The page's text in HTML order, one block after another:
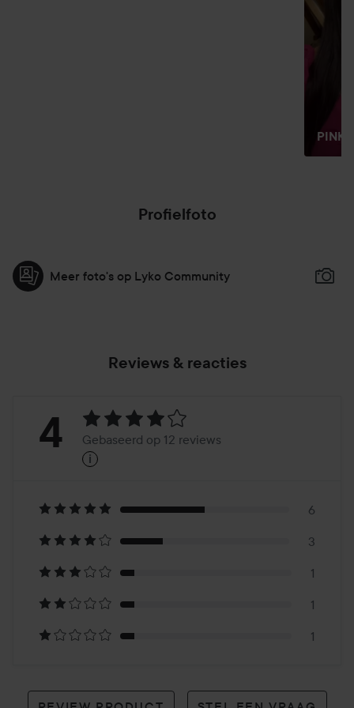
PINK
Profielfoto
Meer foto's op Lyko Community
Reviews & reacties
Beoordeling:
Gebaseerd
op
12
reviews
4 Gebaseerd op 12 reviews
i
6
3
1
1
1